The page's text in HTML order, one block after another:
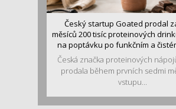
Český startup Goated prodal
měsíců 200 tisíc proteinových
na poptávku po funkčním a
Česká značka proteinových
prodala během prvních sedmi
vstupu...